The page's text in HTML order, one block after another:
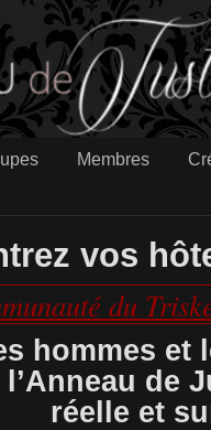
Membres
vos
du
hommes et
de
réelle et